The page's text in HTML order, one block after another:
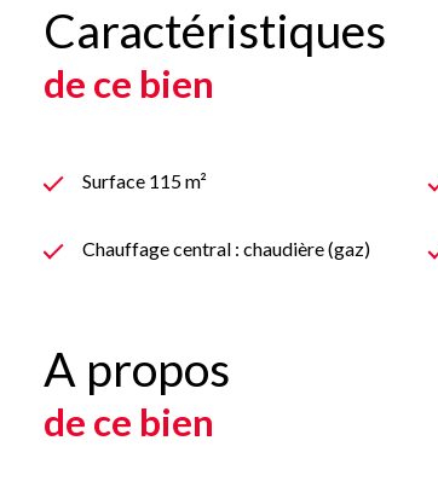
Caractéristiques
de ce bien
Surface 115 m²
Chauffage central : chaudière (gaz)
A propos
de ce bien